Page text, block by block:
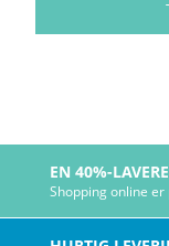
EN 40%-
Shopping online